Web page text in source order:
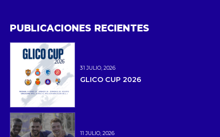
PUBLICACIONES RECIENTES
31 JULIO, 2026
GLICO CUP 2026
11 JULIO, 2026